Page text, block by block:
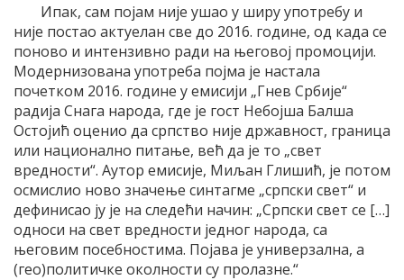
Ипак, сам појам није ушао у ширу употребу и
није постао актуелан све до 2016. године, од када се
поново и интензивно ради на његовој промоцији.
Модернизована употреба појма је настала
почетком 2016. године у емисији „Гнев Србије“
радија Снага народа, где је гост Небојша Балша
Остојић оценио да српство није државност, граница
или национално питање, већ да је то „свет
вредности“. Аутор емисије, Миљан Глишић, је потом
осмислио ново значење синтагме „српски свет“ и
дефинисао ју је на следећи начин: „Српски свет се […]
односи на свет вредности једног народа, са
његовим посебностима. Појава је универзална, а
(гео)политичке околности су пролазне.“